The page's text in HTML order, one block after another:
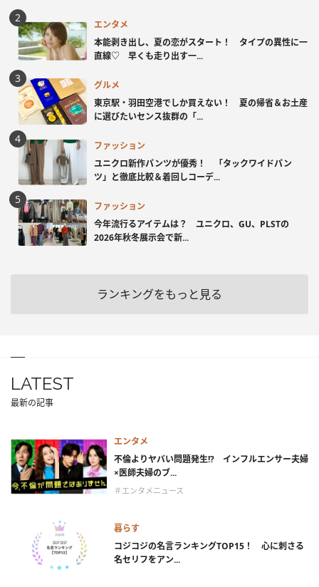
エンタメ
本能剥き出し、夏の恋がスタート！ タイプの異性に一
直線♡ 早くも走り出す一...
グルメ
東京駅・羽田空港でしか買えない！ 夏の帰省＆お土産
に選びたいセンス抜群の「...
ファッション
ユニクロ新作パンツが優秀！ 「タックワイドパン
ツ」と徹底比較＆着回しコーデ...
ファッション
今年流行るアイテムは？ ユニクロ、GU、PLSTの
2026年秋冬展示会で新...
ランキングをもっと見る
LATEST
最新の記事
エンタメ
不倫よりヤバい問題発生!? インフルエンサー夫婦
×医師夫婦のブ...
＃エンタメニュース
暮らす
コジコジの名言ランキングTOP15！ 心に刺さる
名セリフをアン...